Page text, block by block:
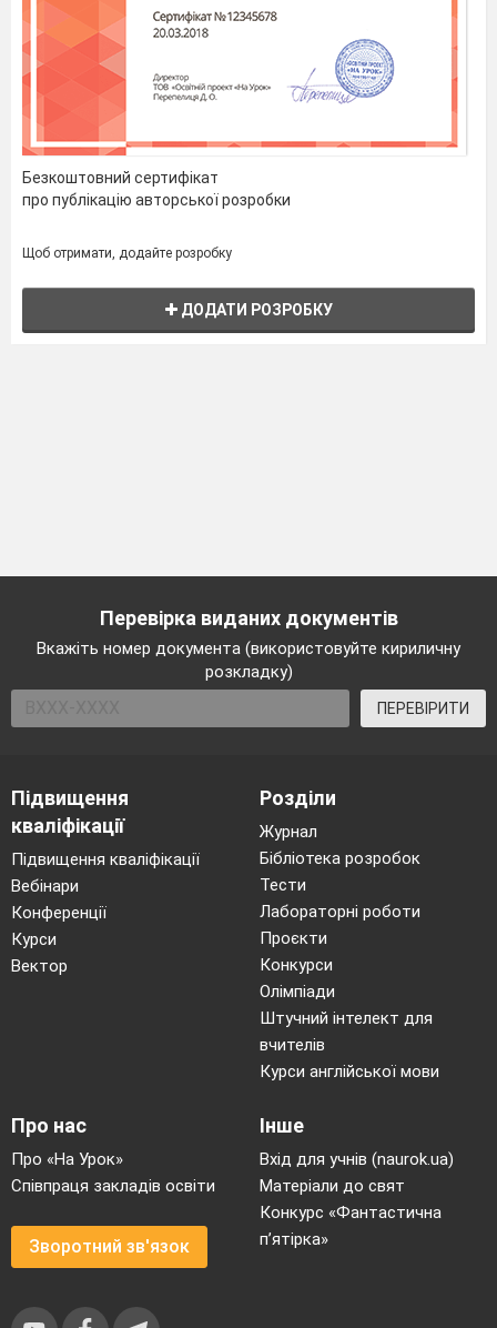
Безкоштовний сертифікат
про публікацію авторської розробки
Щоб отримати, додайте розробку
ДОДАТИ РОЗРОБКУ
Перевірка виданих документів
Вкажіть номер документа (використовуйте кириличну
розкладку)
ПЕРЕВІРИТИ
Підвищення
кваліфікації
Підвищення кваліфікації
Вебінари
Конференції
Курси
Вектор
Розділи
Журнал
Бібліотека розробок
Тести
Лабораторні роботи
Проєкти
Конкурси
Олімпіади
Штучний інтелект для
вчителів
Курси англійської мови
Про нас
Про «На Урок»
Співпраця закладів освіти
Зворотний зв'язок
Інше
Вхід для учнів (naurok.ua)
Матеріали до свят
Конкурс «Фантастична
п’ятірка»